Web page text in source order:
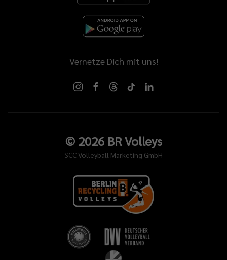
Vernetze Dich mit uns!
© 2026BR Volleys
SCC Volleyball Marketing GmbH